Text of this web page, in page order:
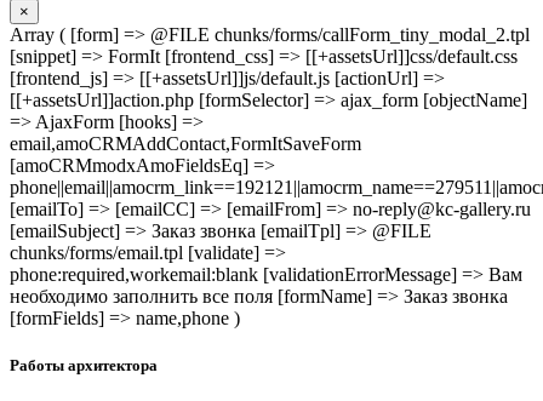
×
Array ( [form] => @FILE chunks/forms/callForm_tiny_modal_2.tpl
[snippet] => FormIt [frontend_css] => [[+assetsUrl]]css/default.css
[frontend_js] => [[+assetsUrl]]js/default.js [actionUrl] =>
[[+assetsUrl]]action.php [formSelector] => ajax_form [objectName]
=> AjaxForm [hooks] =>
email,amoCRMAddContact,FormItSaveForm
[amoCRMmodxAmoFieldsEq] =>
[emailTo] => [emailCC] => [emailFrom] => no-reply@kc-gallery.ru
[emailSubject] => Заказ звонка [emailTpl] => @FILE
chunks/forms/email.tpl [validate] =>
phone:required,workemail:blank [validationErrorMessage] => Вам
необходимо заполнить все поля [formName] => Заказ звонка
[formFields] => name,phone )
Работы архитектора